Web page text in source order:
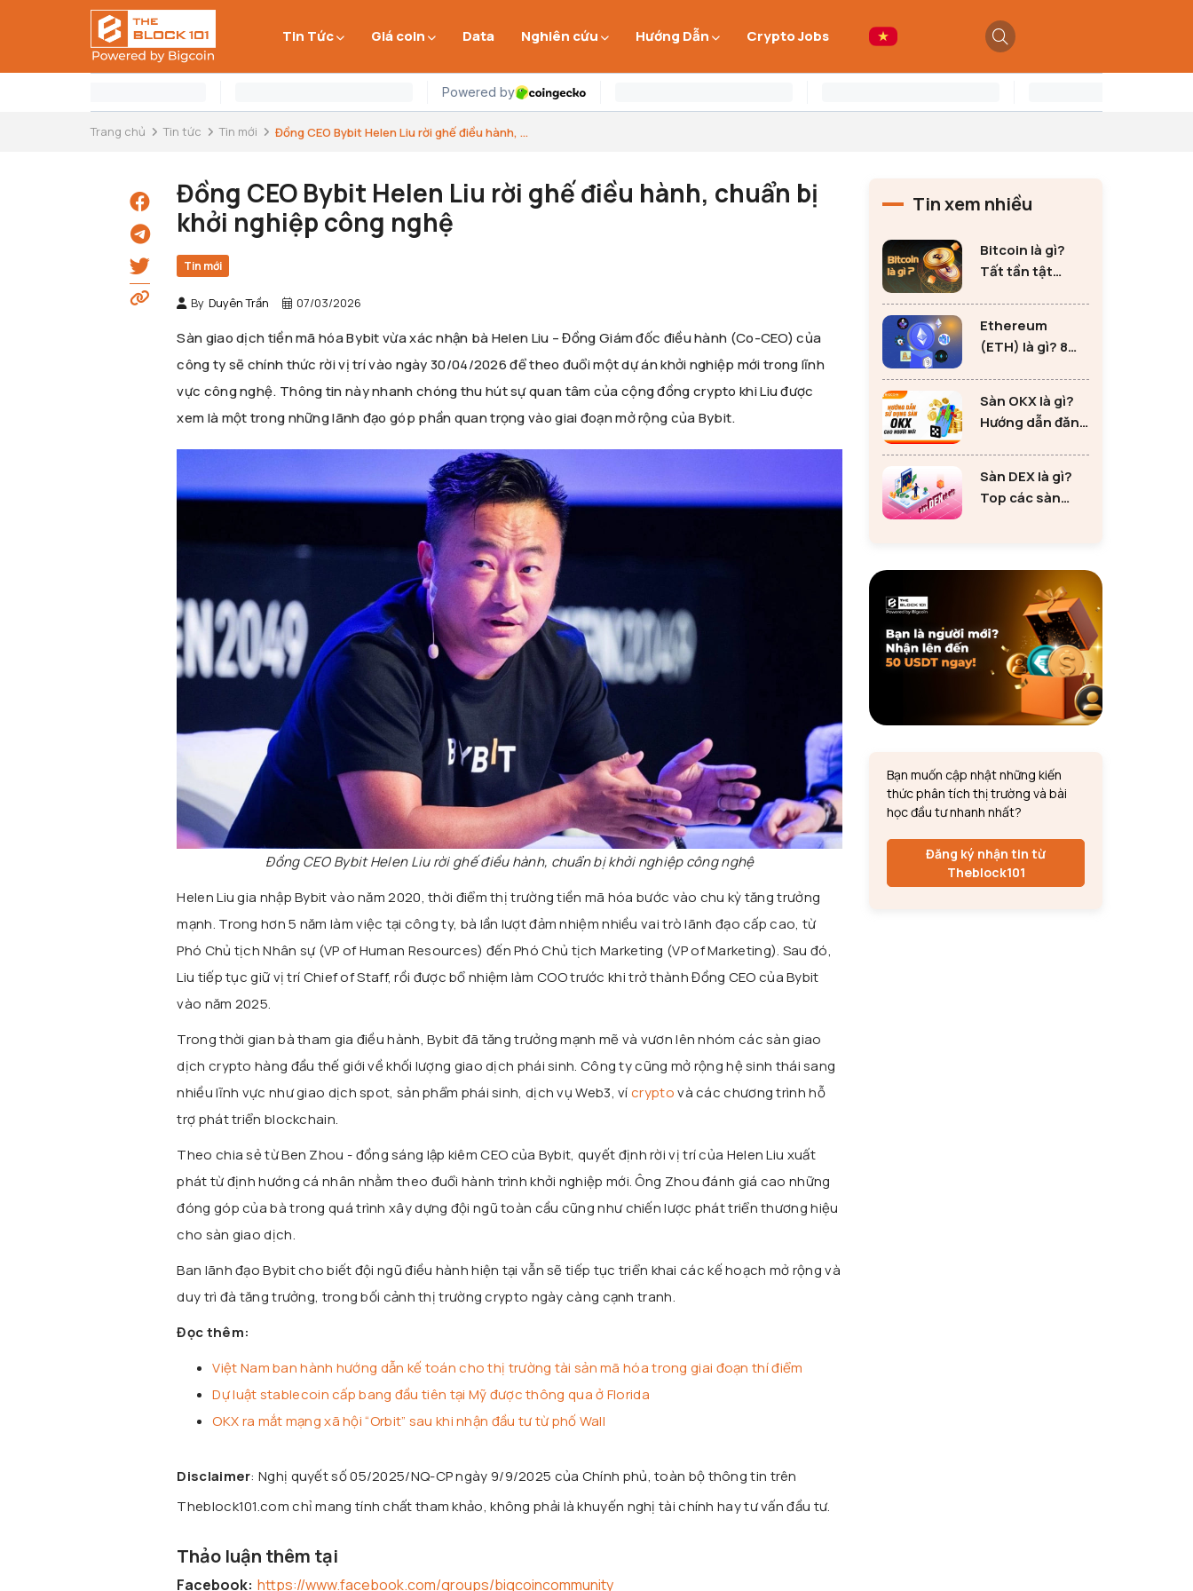
Tin Tức Giá coin Data Nghiên cứu Hướng Dẫn Crypto Jobs
Trang chủ Tin tức Tin mới Đồng CEO Bybit Helen Liu rời ghế điều hành, ...
Đồng CEO Bybit Helen Liu rời ghế điều hành, chuẩn bị
khởi nghiệp công nghệ
Tin mới
By Duyên Trần 07/03/2026
Sàn giao dịch tiền mã hóa Bybit vừa xác nhận bà Helen Liu – Đồng Giám đốc điều hành (Co-CEO) của
công ty sẽ chính thức rời vị trí vào ngày 30/04/2026 để theo đuổi một dự án khởi nghiệp mới trong lĩnh
vực công nghệ. Thông tin này nhanh chóng thu hút sự quan tâm của cộng đồng crypto khi Liu được
xem là một trong những lãnh đạo góp phần quan trọng vào giai đoạn mở rộng của Bybit.
Đồng CEO Bybit Helen Liu rời ghế điều hành, chuẩn bị khởi nghiệp công nghệ
Helen Liu gia nhập Bybit vào năm 2020, thời điểm thị trường tiền mã hóa bước vào chu kỳ tăng trưởng
mạnh. Trong hơn 5 năm làm việc tại công ty, bà lần lượt đảm nhiệm nhiều vai trò lãnh đạo cấp cao, từ
Phó Chủ tịch Nhân sự (VP of Human Resources) đến Phó Chủ tịch Marketing (VP of Marketing). Sau đó,
Liu tiếp tục giữ vị trí Chief of Staff, rồi được bổ nhiệm làm COO trước khi trở thành Đồng CEO của Bybit
vào năm 2025.
Trong thời gian bà tham gia điều hành, Bybit đã tăng trưởng mạnh mẽ và vươn lên nhóm các sàn giao
dịch crypto hàng đầu thế giới về khối lượng giao dịch phái sinh. Công ty cũng mở rộng hệ sinh thái sang
nhiều lĩnh vực như giao dịch spot, sản phẩm phái sinh, dịch vụ Web3, vícryptovà các chương trình hỗ
trợ phát triển blockchain.
Theo chia sẻ từBen Zhou - đồng sáng lập kiêm CEO của Bybit, quyết định rời vị trí của Helen Liu xuất
phát từ định hướng cá nhân nhằm theo đuổi hành trình khởi nghiệp mới. Ông Zhou đánh giá cao những
đóng góp của bà trong quá trình xây dựng đội ngũ toàn cầu cũng như chiến lược phát triển thương hiệu
cho sàn giao dịch.
Ban lãnh đạo Bybit cho biết đội ngũ điều hành hiện tại vẫn sẽ tiếp tục triển khai các kế hoạch mở rộng và
duy trì đà tăng trưởng, trong bối cảnh thị trường crypto ngày càng cạnh tranh.
Đọc thêm:
Việt Nam ban hành hướng dẫn kế toán cho thị trường tài sản mã hóa trong giai đoạn thí điểm
Dự luật stablecoin cấp bang đầu tiên tại Mỹ được thông qua ở Florida
OKX ra mắt mạng xã hội “Orbit” sau khi nhận đầu tư từ phố Wall
Disclaimer: Nghị quyết số 05/2025/NQ-CP ngày 9/9/2025 của Chính phủ, toàn bộ thông tin trên
Theblock101.com chỉ mang tính chất tham khảo, không phải là khuyến nghị tài chính hay tư vấn đầu tư.
Thảo luận thêm tại
Facebook: https://www.facebook.com/groups/bigcoincommunity
Tin xem nhiều
Bitcoin là gì?
Tất tần tật
Bitcoin
Ethereum
(ETH) là gì? 8
tư Ethereum
Sàn OKX là gì?
Hướng dẫn đăng
mới
Sàn DEX là gì?
Top các sàn
Bạn muốn cập nhật những kiến
thức phân tích thị trường và bài
học đầu tư nhanh nhất?
Đăng ký nhận tin từ
Theblock101